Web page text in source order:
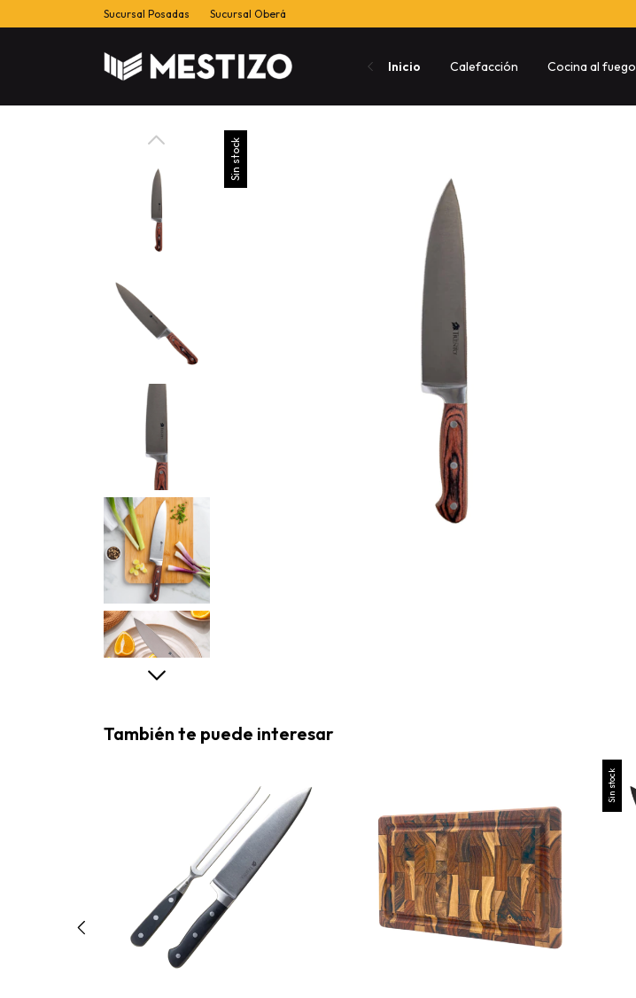
Sucursal Posadas Sucursal Oberá
Inicio Calefacción Cocina al fuego
Sin stock
También te puede interesar
Sin stock